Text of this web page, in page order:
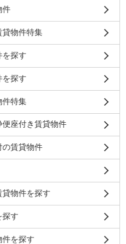
件
貸物件特集
を探す
を探す
件特集
便座付き賃貸物件
の賃貸物件
物件を探す
探す
件を探す